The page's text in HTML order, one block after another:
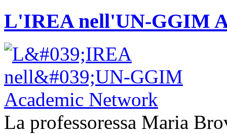
L'IREA nell'UN-GGIM
La professoressa Maria